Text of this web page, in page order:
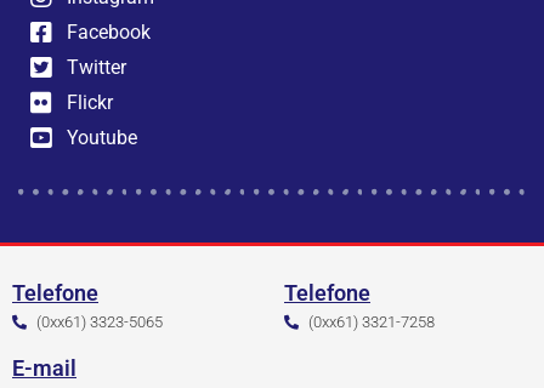
Facebook
Twitter
Flickr
Youtube
Telefone
(0xx61) 3323-5065
Telefone
(0xx61) 3321-7258
E-mail